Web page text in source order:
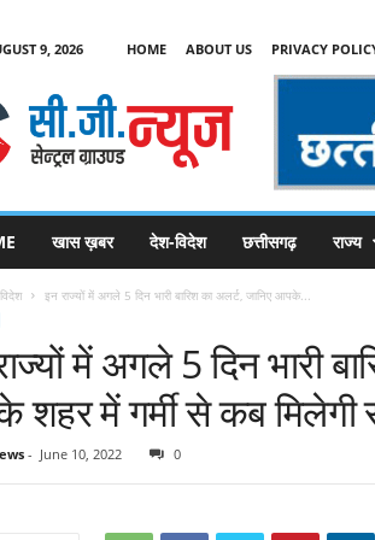
9, 2026 HOME ABOUT US PRIVACY
खास ख़बर देश-विदेश छत्तीसगढ़ राज्य
इन राज्यों में अगले 5 दिन भारी बारिश का अलर्ट, जानिए आपके...
में अगले 5 दिन भारी
में गर्मी से कब मिलेगी
- June 10, 2022 0